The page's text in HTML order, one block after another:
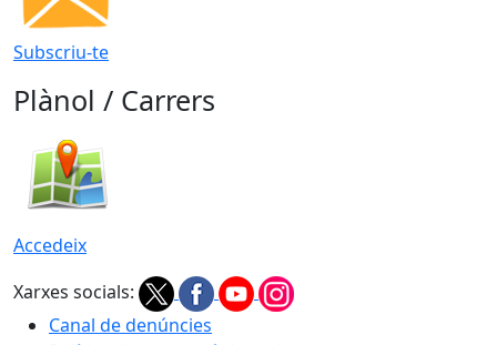
Subscriu-te
Plànol / Carrers
Accedeix
Xarxes socials:
Canal de denúncies